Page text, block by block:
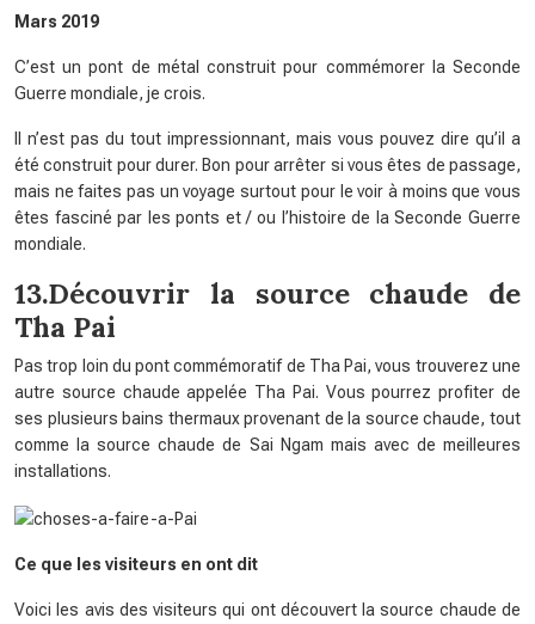
Mars 2019
C’est un pont de métal construit pour commémorer la Seconde
Guerre mondiale, je crois.
Il n’est pas du tout impressionnant, mais vous pouvez dire qu’il a
été construit pour durer. Bon pour arrêter si vous êtes de passage,
mais ne faites pas un voyage surtout pour le voir à moins que vous
êtes fasciné par les ponts et / ou l’histoire de la Seconde Guerre
mondiale.
13.Découvrir la source chaude de
Tha Pai
Pas trop loin du pont commémoratif de Tha Pai, vous trouverez une
autre source chaude appelée Tha Pai. Vous pourrez profiter de
ses plusieurs bains thermaux provenant de la source chaude, tout
comme la source chaude de Sai Ngam mais avec de meilleures
installations.
Ce que les visiteurs en ont dit
Voici les avis des visiteurs qui ont découvert la source chaude de